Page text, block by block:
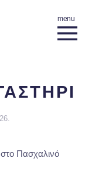
.
στο Πασχαλινό